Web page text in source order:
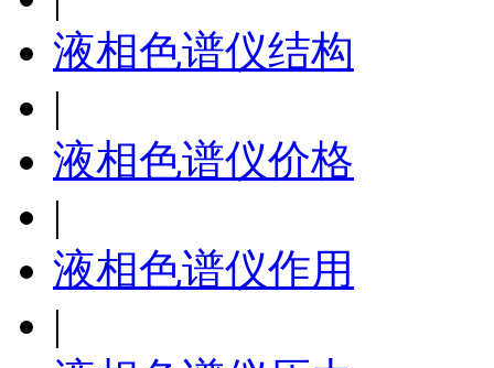
液相色谱仪结构
|
液相色谱仪价格
|
液相色谱仪作用
|